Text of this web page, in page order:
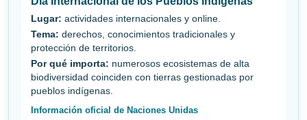
Lugar: actividades internacionales y online.
Tema: derechos, conocimientos tradicionales y
protección de territorios.
Por qué importa: numerosos ecosistemas de alta
biodiversidad coinciden con tierras gestionadas por
pueblos indígenas.
Información oficial de Naciones Unidas